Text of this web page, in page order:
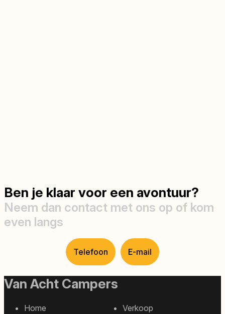
Ben je klaar voor een avontuur?
Neem dan contact met ons op of kom
even langs
Telefoon E-mail
Van Acht Campers
Home
Verkoop